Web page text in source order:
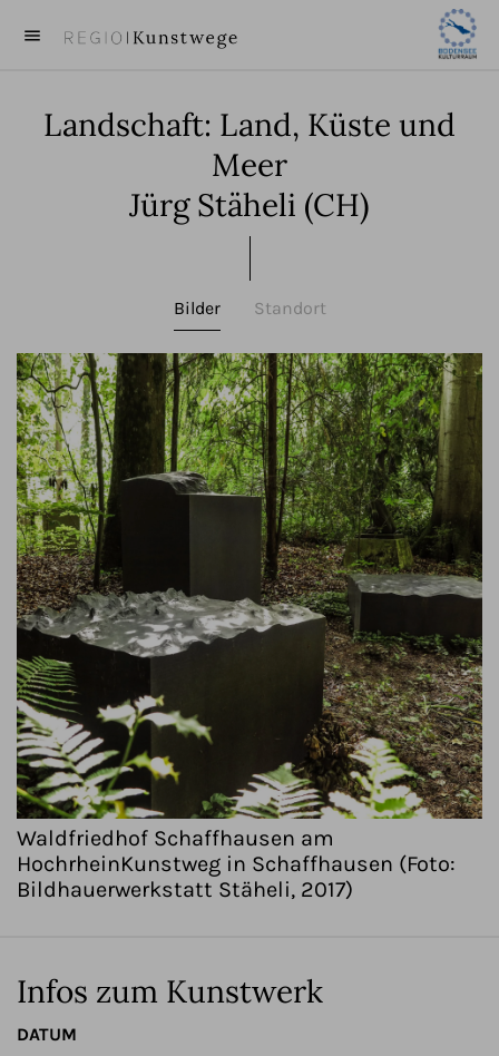
menu
close
KUNST
BEITRÄGE
ÜBER UNS
Landschaft: Land, Küste und
Meer
Jürg Stäheli (CH)
Bilder Standort
Waldfriedhof Schaffhausen am
HochrheinKunstweg in Schaffhausen (Foto:
Bildhauerwerkstatt Stäheli, 2017)
Infos zum Kunstwerk
DATUM